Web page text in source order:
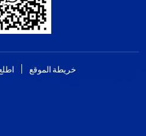
خريطة الموقع